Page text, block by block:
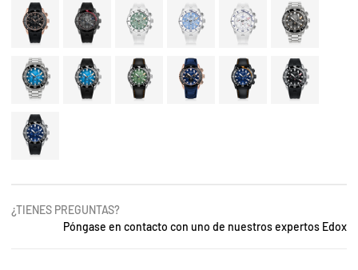
¿TIENES PREGUNTAS?
Póngase en contacto con uno de nuestros expertos Edox